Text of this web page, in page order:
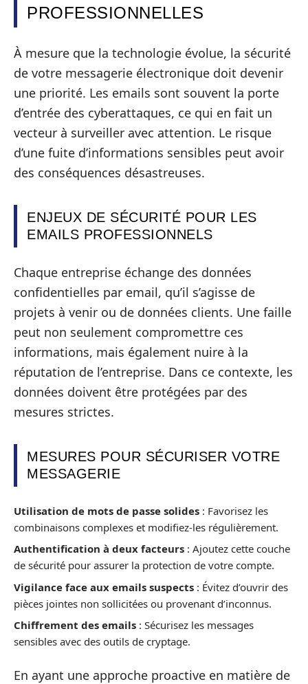
PROFESSIONNELLES
À mesure que la technologie évolue, la sécurité
de votre messagerie électronique doit devenir
une priorité. Les emails sont souvent la porte
d’entrée des cyberattaques, ce qui en fait un
vecteur à surveiller avec attention. Le risque
d’une fuite d’informations sensibles peut avoir
des conséquences désastreuses.
ENJEUX DE SÉCURITÉ POUR LES
EMAILS PROFESSIONNELS
Chaque entreprise échange des données
confidentielles par email, qu’il s’agisse de
projets à venir ou de données clients. Une faille
peut non seulement compromettre ces
informations, mais également nuire à la
réputation de l’entreprise. Dans ce contexte, les
données doivent être protégées par des
mesures strictes.
MESURES POUR SÉCURISER VOTRE
MESSAGERIE
Utilisation de mots de passe solides : Favorisez les
combinaisons complexes et modifiez-les régulièrement.
Authentification à deux facteurs : Ajoutez cette couche
de sécurité pour assurer la protection de votre compte.
Vigilance face aux emails suspects : Évitez d’ouvrir des
pièces jointes non sollicitées ou provenant d’inconnus.
Chiffrement des emails : Sécurisez les messages
sensibles avec des outils de cryptage.
En ayant une approche proactive en matière de